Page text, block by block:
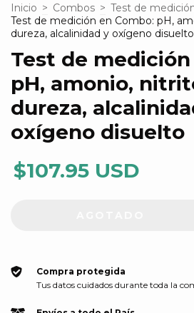
Inicio > Combos > Test de
Test de medición en Combo: pH,
dureza, alcalinidad y oxígeno disuelto
Test de medición
pH, amonio,
dureza,
oxígeno disuelto
$107.95 USD
Compra protegida
Tus datos cuidados durante toda la